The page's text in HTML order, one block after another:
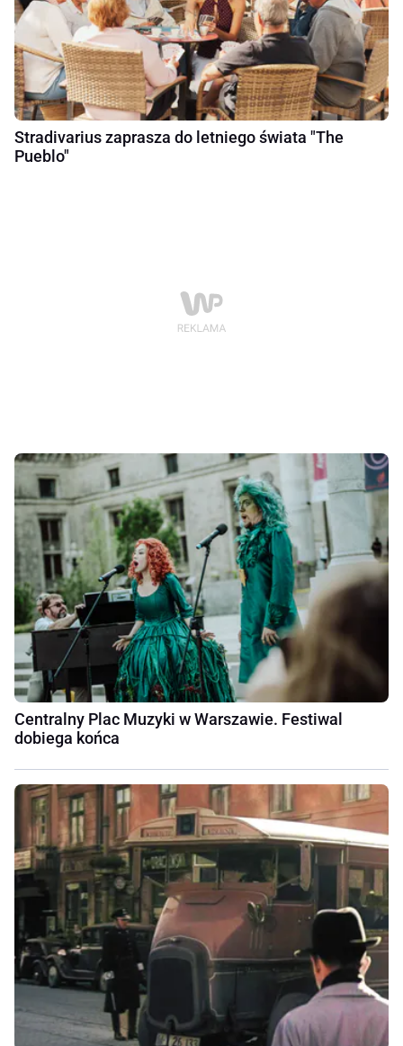
Stradivarius zaprasza do letniego świata "The
Pueblo"
Centralny Plac Muzyki w Warszawie. Festiwal
dobiega końca